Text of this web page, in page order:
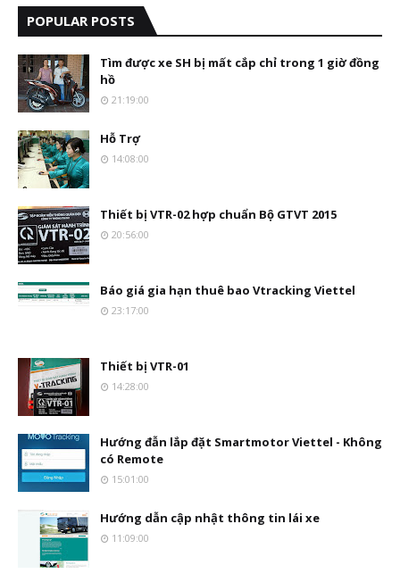
POPULAR POSTS
Tìm được xe SH bị mất cắp chỉ trong 1 giờ đồng
hồ
21:19:00
Hỗ Trợ
14:08:00
Thiết bị VTR-02 hợp chuẩn Bộ GTVT 2015
20:56:00
Báo giá gia hạn thuê bao Vtracking Viettel
23:17:00
Thiết bị VTR-01
14:28:00
Hướng đẫn lắp đặt Smartmotor Viettel - Không
có Remote
15:01:00
Hướng dẫn cập nhật thông tin lái xe
11:09:00